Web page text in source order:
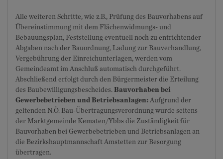
Alle weiteren Schritte, wie z.B., Prüfung des Bauvorhabens auf
Übereinstimmung mit dem Flächenwidmungs- und
Bebauungsplan, Feststellung eventuell noch zu entrichtender
Abgaben nach der Bauordnung, Ladung zur Bauverhandlung,
Vergebührung der Einreichunterlagen, werden vom
Gemeindeamt im Anschluß automatisch durchgeführt.
Abschließend erfolgt durch den Bürgermeister die Erteilung
des Baubewilligungsbescheides. Bauvorhaben bei
Gewerbebetrieben und Betriebsanlagen: Aufgrund der
geltenden N.Ö. Bau-Übertragungsverordnung wurde seitens
der Marktgemeinde Kematen/Ybbs die Zuständigkeit für
Bauvorhaben bei Gewerbebetrieben und Betriebsanlagen an
die Bezirkshauptmannschaft Amstetten zur Besorgung
übertragen.